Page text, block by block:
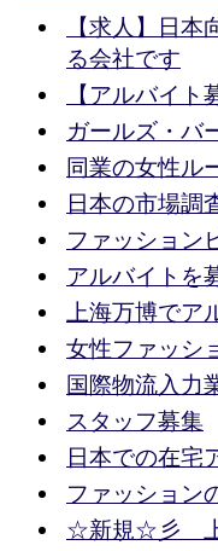
【求人】日
る会社です
【アルバイ
ガールズ・バ
同業の女性ル
日本の市場調
ファッション
アルバイトを
上海万博でア
女性ファッシ
国際物流入力
スタッフ募集
日本での在宅
ファッション
☆新規☆彡 上